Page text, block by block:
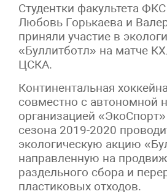
Студентки факультета
Любовь Горькаева и
приняли участие в
«Буллитботл» на матче
ЦСКА.
Континентальная
совместно с автономной
организацией
сезона 2019-2020
экологическую акцию
направленную на
раздельного сбора и
пластиковых отходов.